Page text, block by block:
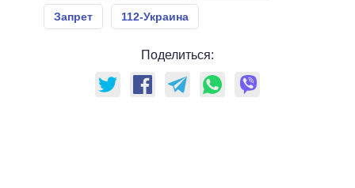
Запрет 112-Украина
Поделиться: